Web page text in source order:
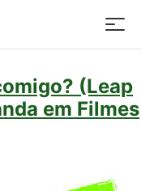
(Leap
em Filmes